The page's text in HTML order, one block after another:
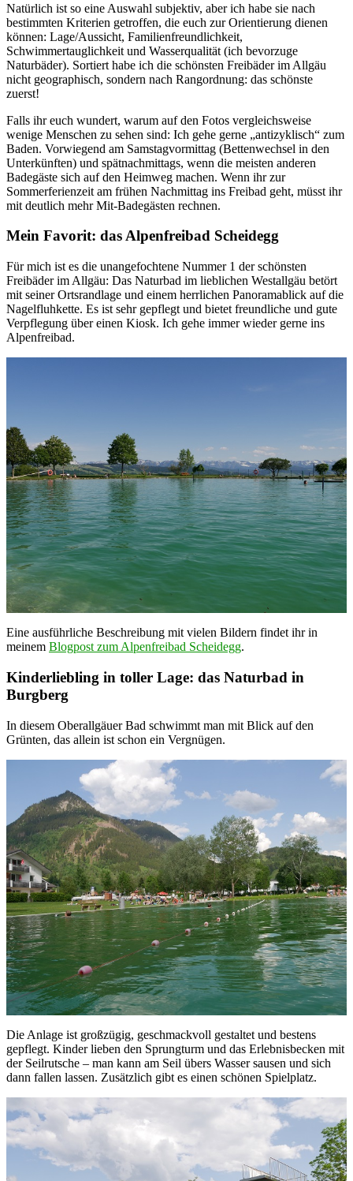
Natürlich ist so eine Auswahl subjektiv, aber ich habe sie nach
bestimmten Kriterien getroffen, die euch zur Orientierung dienen
können: Lage/Aussicht, Familienfreundlichkeit,
Schwimmertauglichkeit und Wasserqualität (ich bevorzuge
Naturbäder). Sortiert habe ich die schönsten Freibäder im Allgäu
nicht geographisch, sondern nach Rangordnung: das schönste
zuerst!
Falls ihr euch wundert, warum auf den Fotos vergleichsweise
wenige Menschen zu sehen sind: Ich gehe gerne „antizyklisch“ zum
Baden. Vorwiegend am Samstagvormittag (Bettenwechsel in den
Unterkünften) und spätnachmittags, wenn die meisten anderen
Badegäste sich auf den Heimweg machen. Wenn ihr zur
Sommerferienzeit am frühen Nachmittag ins Freibad geht, müsst ihr
mit deutlich mehr Mit-Badegästen rechnen.
Mein Favorit: das Alpenfreibad Scheidegg
Für mich ist es die unangefochtene Nummer 1 der schönsten
Freibäder im Allgäu: Das Naturbad im lieblichen Westallgäu betört
mit seiner Ortsrandlage und einem herrlichen Panoramablick auf die
Nagelfluhkette. Es ist sehr gepflegt und bietet freundliche und gute
Verpflegung über einen Kiosk. Ich gehe immer wieder gerne ins
Alpenfreibad.
Eine ausführliche Beschreibung mit vielen Bildern findet ihr in
meinem Blogpost zum Alpenfreibad Scheidegg.
Kinderliebling in toller Lage: das Naturbad in
Burgberg
In diesem Oberallgäuer Bad schwimmt man mit Blick auf den
Grünten, das allein ist schon ein Vergnügen.
Die Anlage ist großzügig, geschmackvoll gestaltet und bestens
gepflegt. Kinder lieben den Sprungturm und das Erlebnisbecken mit
der Seilrutsche – man kann am Seil übers Wasser sausen und sich
dann fallen lassen. Zusätzlich gibt es einen schönen Spielplatz.